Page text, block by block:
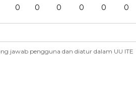
0 0 0 0 0 0
jawab pengguna dan diatur dalam UU ITE